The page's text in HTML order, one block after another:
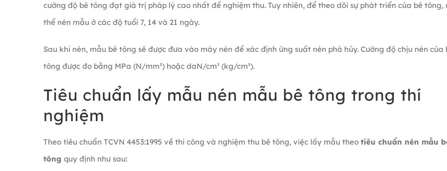
cường độ bê tông đạt giá trị pháp lý cao nhất để nghiệm thu. Tuy nhiên, để theo dõi sự phát triển của bê tông,
thể nén mẫu ở các độ tuổi 7, 14 và 21 ngày.
Sau khi nén, mẫu bê tông sẽ được đưa vào máy nén để xác định ứng suất nén phá hủy. Cường độ chịu nén của
tông được đo bằng MPa (N/mm²) hoặc daN/cm² (kg/cm²).
Tiêu chuẩn lấy mẫu nén mẫu bê tông trong thí
nghiệm
Theo tiêu chuẩn TCVN 4453:1995 về thi công và nghiệm thu bê tông, việc lấy mẫu theo tiêu chuẩn nén mẫu
tông quy định như sau: